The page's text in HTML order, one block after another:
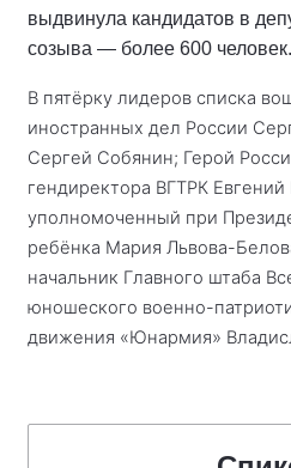
выдвинула кандидатов в
созыва — более 600 человек.
В пятёрку лидеров списка
иностранных дел России
Сергей Собянин; Герой
гендиректора ВГТРК
уполномоченный при
ребёнка Мария Львова-
начальник Главного штаба
юношеского военно-
движения «Юнармия»